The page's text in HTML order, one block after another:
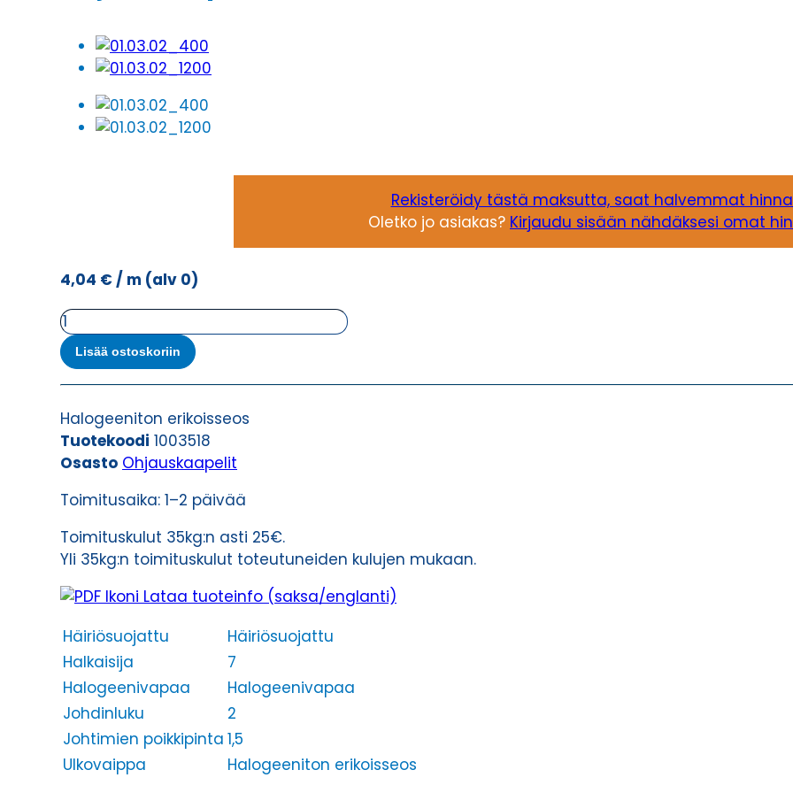
Rekisteröidy tästä maksutta, saat halvemmat
Oletko jo asiakas? Kirjaudu sisään nähdäksesi omat
4,04 € / m (alv 0)
Ohjauskaapeli
FLAME-
OZ-
CH
FRNC
2X1,5
määrä
Lisää ostoskoriin
Halogeeniton erikoisseos
Tuotekoodi 1003518
Osasto Ohjauskaapelit
Toimitusaika: 1–2 päivää
Toimituskulut 35kg:n asti 25€.
Yli 35kg:n toimituskulut toteutuneiden kulujen mukaan.
Lataa tuoteinfo (saksa/englanti)
Häiriösuojattu
Häiriösuojattu
Halkaisija
7
Halogeenivapaa
Halogeenivapaa
Johdinluku
2
Johtimien poikkipinta 1,5
Ulkovaippa
Halogeeniton erikoisseos